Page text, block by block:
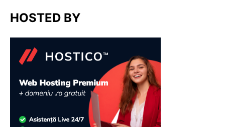
HOSTED BY